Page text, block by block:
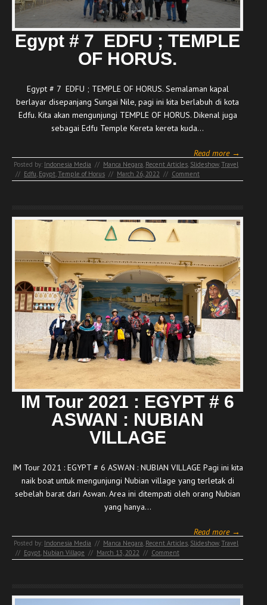
Egypt # 7 EDFU ; TEMPLE
OF HORUS.
Egypt # 7 EDFU ; TEMPLE OF HORUS. Semalaman kapal
berlayar disepanjang Sungai Nile, pagi ini kita berlabuh di kota
Edfu. Kita akan mengunjungi TEMPLE OF HORUS. Dikenal juga
sebagai Edfu Temple Kereta kereta kuda…
Read more →
Posted by: Indonesia Media // Manca Negara, Recent Articles, Slideshow,Travel
// Edfu, Egypt,Temple of Horus // March 26, 2022 // Comment
IM Tour 2021 : EGYPT # 6
ASWAN : NUBIAN
VILLAGE
IM Tour 2021 : EGYPT # 6 ASWAN : NUBIAN VILLAGE Pagi ini kita
naik boat untuk mengunjungi Nubian village yang terletak di
sebelah barat dari Aswan. Area ini ditempati oleh orang Nubian
yang hanya…
Read more →
Posted by: Indonesia Media // Manca Negara Recent Articles Slideshow, Travel
// Egypt Nubian Village // March 13, 2022 // Comment